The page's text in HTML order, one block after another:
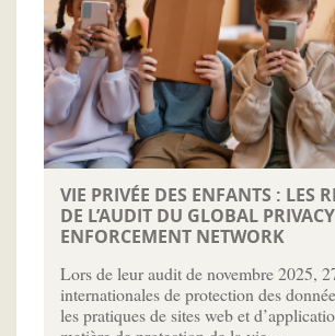
VIE PRIVÉE DES ENFANTS : LES
DE L’AUDIT DU GLOBAL PRIVACY
ENFORCEMENT NETWORK
Lors de leur audit de novembre 2025,
internationales de protection des
les pratiques de sites web et